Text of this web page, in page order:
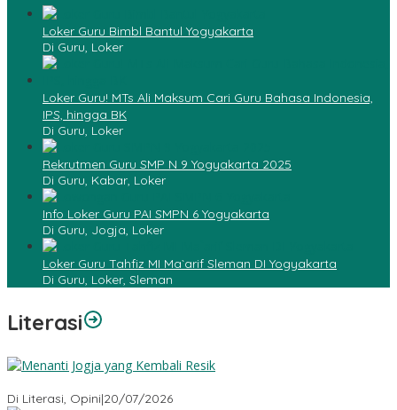
Loker Guru Bimbl Bantul Yogyakarta
Di Guru, Loker
Loker Guru! MTs Ali Maksum Cari Guru Bahasa Indonesia,
IPS, hingga BK
Di Guru, Loker
Rekrutmen Guru SMP N 9 Yogyakarta 2025
Di Guru, Kabar, Loker
Info Loker Guru PAI SMPN 6 Yogyakarta
Di Guru, Jogja, Loker
Loker Guru Tahfiz MI Ma`arif Sleman DI Yogyakarta
Di Guru, Loker, Sleman
Literasi
Di Literasi, Opini|20/07/2026